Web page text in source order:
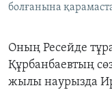
болғанына
Оның Ресейде
Құрбанбаевтың
жылы наурызда